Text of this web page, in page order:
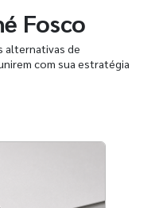
Fosco
alternativas de
com sua estratégia